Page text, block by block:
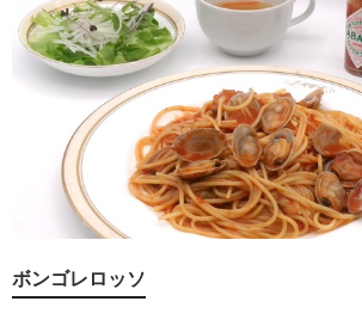
ボンゴレロッソ